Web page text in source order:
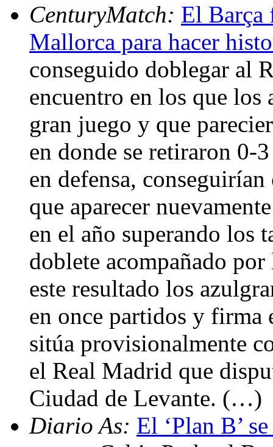
CenturyMatch: El Barça
Mallorca para hacer
conseguido doblegar al
encuentro en los que los
gran juego y que
en donde se retiraron 0-
en defensa,
que aparecer
en el año superando los
doblete acompañado
este resultado los
en once partidos y firma
sitúa provisionalmente
el Real Madrid que
Ciudad de Levante. (…)
Diario As: El ‘Plan B’